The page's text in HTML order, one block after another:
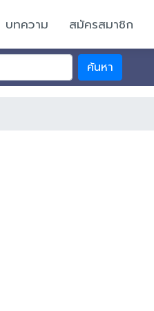
บทความ สมัครสมาชิก
ค้นหา